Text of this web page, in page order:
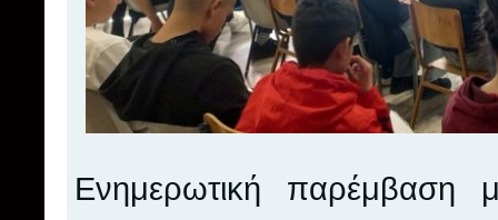
Ενημερωτική παρέμβαση